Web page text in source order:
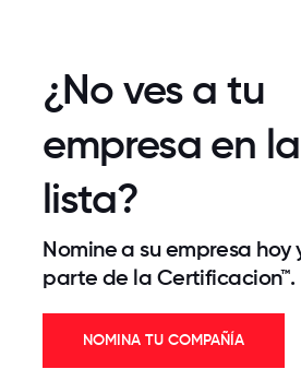
¿No ves a tu
empresa en la
lista?
Nomine a su empresa hoy
parte de la Certificacion™.
NOMINA TU COMPAÑÍA